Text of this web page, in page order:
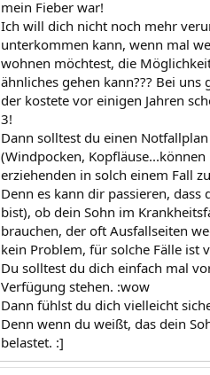
mein Fieber war!
Ich will dich nicht noch mehr
unterkommen kann, wenn mal
wohnen möchtest, die
ähnliches gehen kann??? Bei
der kostete vor einigen Jahren
3!
Dann solltest du einen
(Windpocken,
erziehenden in solch einem Fall
Denn es kann dir passieren,
bist), ob dein Sohn im
brauchen, der oft Ausfallseiten
kein Problem, für solche Fälle ist
Du solltest du dich einfach mal
Verfügung stehen. :wow
Dann fühlst du dich vielleicht
Denn wenn du weißt, das dein
belastet. :]